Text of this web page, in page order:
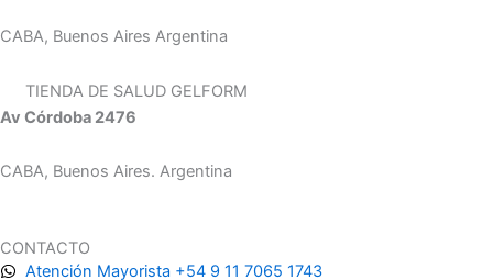
CABA, Buenos Aires Argentina
TIENDA DE SALUD GELFORM
Av Córdoba 2476
CABA, Buenos Aires. Argentina
CONTACTO
Atención Mayorista +54 9 11 7065 1743